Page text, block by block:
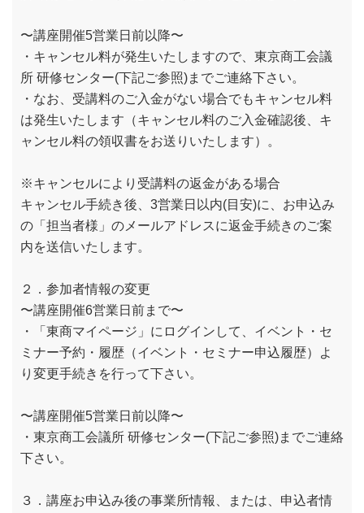
〜講座開催5営業日前以降〜
・キャンセル料が発生いたしますので、東京商工会議
所 研修センター(下記ご参照)までご連絡下さい。
・なお、受講料のご入金がない場合でもキャンセル料
は発生いたします（キャンセル料のご入金確認後、キ
ャンセル料の領収書をお送りいたします）。
※キャンセルにより受講料の返金がある場合
キャンセル手続き後、3営業日以内(目安)に、お申込み
の「担当者様」のメールアドレスに返金手続きのご案
内を送信いたします。
２．参加者情報の変更
〜講座開催6営業日前まで〜
・「東商マイページ」にログインして、イベント・セ
ミナー予約・履歴（イベント・セミナー申込履歴）よ
り変更手続きを行って下さい。
〜講座開催5営業日前以降〜
・東京商工会議所 研修センター(下記ご参照)までご連絡
下さい。
３．講座お申込み後の事業所情報、または、申込者情